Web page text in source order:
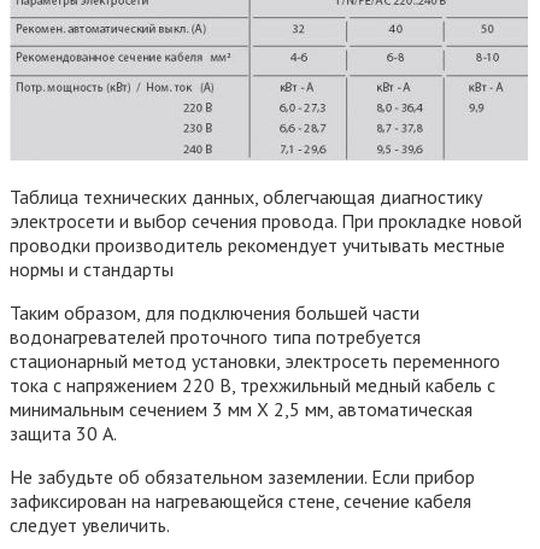
Таблица технических данных, облегчающая диагностику
электросети и выбор сечения провода. При прокладке новой
проводки производитель рекомендует учитывать местные
нормы и стандарты
Таким образом, для подключения большей части
водонагревателей проточного типа потребуется
стационарный метод установки, электросеть переменного
тока с напряжением 220 В, трехжильный медный кабель с
минимальным сечением 3 мм Х 2,5 мм, автоматическая
защита 30 А.
Не забудьте об обязательном заземлении. Если прибор
зафиксирован на нагревающейся стене, сечение кабеля
следует увеличить.